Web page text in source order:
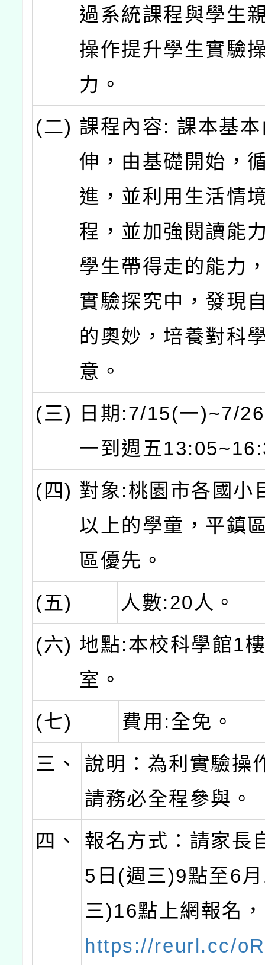
過系統課程與學生
操作提升學生實驗
力。
(二) 課程內容: 課本基
伸，由基礎開始，
進，並利用生活情
程，並加強閱讀能
學生帶得走的能力
實驗探究中，發現
的奧妙，培養對科
意。
(三)
日期:7/15(一)~7/
一到週五
(四) 對象:桃園市各國小
以上的學童，平鎮
區優先。
(五)
人數:20人。
(六) 地點:本校科學館1
室。
(七)
費用:全免。
三、
說明：為利實驗操
請務必全程參與。
四、
報名方式：請家長
5日(週三)9點至6
三)16點上網報名
https://reurl.cc/